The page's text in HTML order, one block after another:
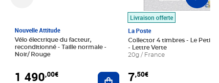
Nouvelle Attitude
Vélo électrique du facteur,
reconditionné - Taille normale -
Noir/ Rouge
1 490,00€ Ajouter au panier
Livraison offerte
La Poste
Collector 4 timbres - Le Petit
- Lettre Verte
20g / France
7,50€